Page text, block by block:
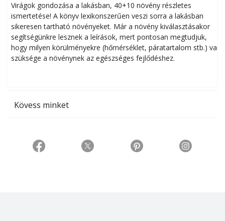
Virágok gondozása a lakásban, 40+10 növény részletes
ismertetése! A könyv lexikonszerűen veszi sorra a lakásban
sikeresen tart­ha­tó növényeket. Már a növény kiválasztásakor
segítségünkre lesznek a leírások, mert pontosan megtudjuk,
hogy milyen körülményekre (hőmérséklet, páratartalom stb.) van
szüksége a növénynek az egészséges fejlődéshez.
Kövess minket